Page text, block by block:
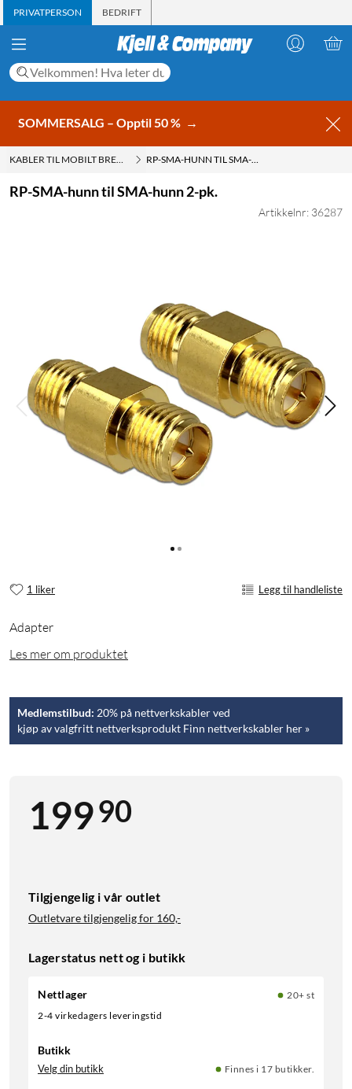
PRIVATPERSON BEDRIFT
SOMMERSALG – Opptil 50 % →
KABLER TIL MOBILT BREDBÅND RP-SMA-HUNN TIL SMA-HUNN 2-PK.
RP-SMA-hunn til SMA-hunn 2-pk.
Artikkelnr: 36287
1 liker Legg til handleliste
Adapter
Les mer om produktet
Medlemstilbud: 20% på nettverkskabler ved
kjøp av valgfritt nettverksprodukt Finn nettverkskabler her »
19990
Tilgjengelig i vår outlet
Outletvare tilgjengelig for 160,-
Lagerstatus nett og i butikk
Nettlager
20+ st
2-4 virkedagers leveringstid
Butikk
Velg din butikk Finnes i 17 butikker.